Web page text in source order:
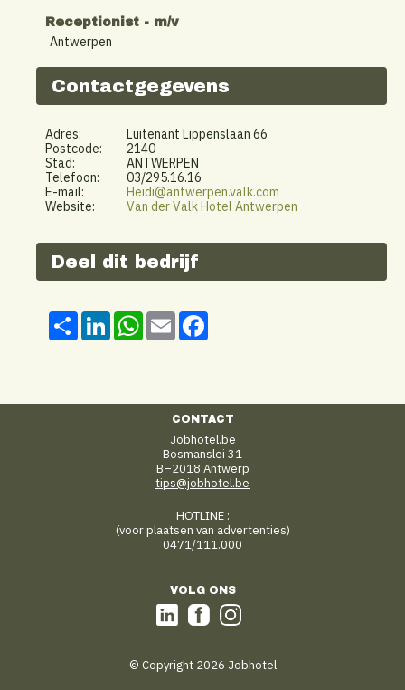
Receptionist - m/v
Antwerpen
Contactgegevens
Adres:
Luitenant Lippenslaan 66
Postcode:
2140
Stad:
ANTWERPEN
Telefoon:
03/295.16.16
E-mail:
Heidi@antwerpen.valk.com
Website:
Van der Valk Hotel Antwerpen
Deel dit bedrijf
Share LinkedInWhatsApp
Email
CONTACT
Jobhotel.be
Bosmanslei 31
B–2018 Antwerp
tips@jobhotel.be
HOTLINE :
(voor plaatsen van advertenties)
0471/111.000
VOLG ONS
© Copyright 2026 Jobhotel